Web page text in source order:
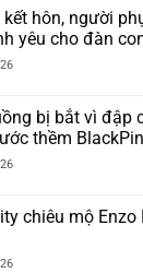
kết hôn, người
yêu cho đàn
bị bắt vì đập
thềm
chiêu mộ